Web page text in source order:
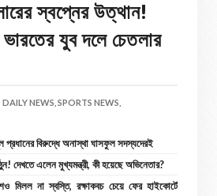
স্বপ্নের উত্থান!
যুব দলে চেতলার
DAILY NEWS, SPORTS NEWS,
প্রধানের বিরুদ্ধে অনাস্থা ঘাসফুল সদস্যদেরই
দেখতে এলেন মুখ্যমন্ত্রী, কী হয়েছে অভিনেতার?
মিলল না স্বস্তি, রক্ষাকবচ চেয়ে ফের হাইকোর্টে